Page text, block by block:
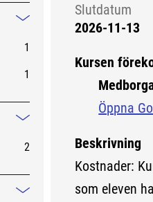
Mindre information
1
1
2
Slutdatum
2026-11-13
Kursen
Öppna
Beskrivning
Kostnader:
som eleven